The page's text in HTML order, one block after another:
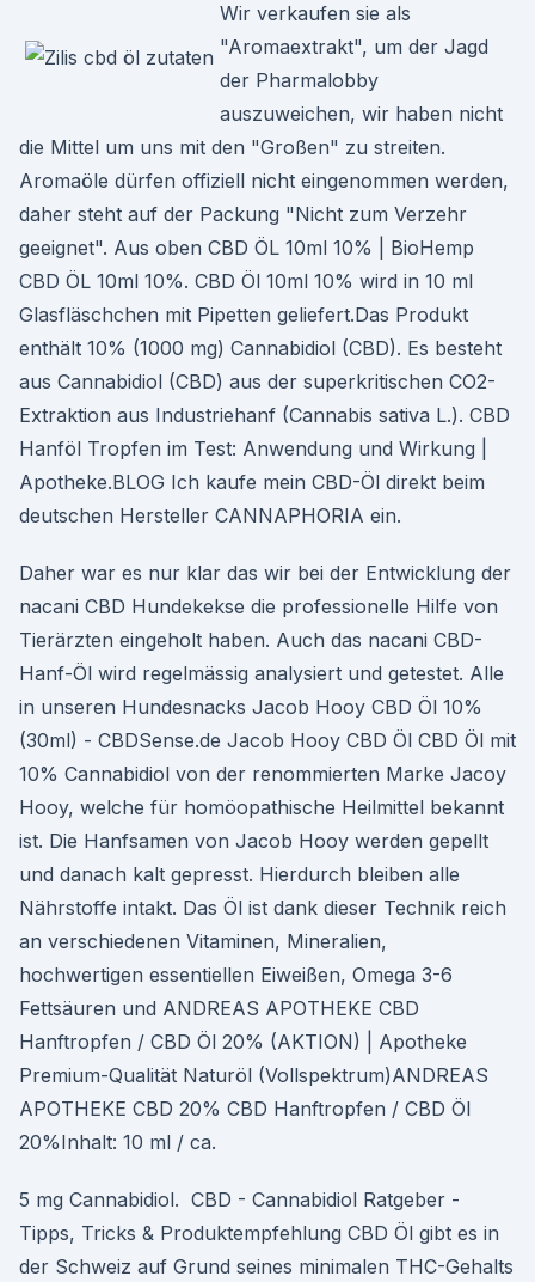
Wir verkaufen sie als
"Aromaextrakt", um der Jagd
der Pharmalobby
auszuweichen, wir haben nicht
die Mittel um uns mit den "Großen" zu streiten.
Aromaöle dürfen offiziell nicht eingenommen werden,
daher steht auf der Packung "Nicht zum Verzehr
geeignet". Aus oben CBD ÖL 10ml 10% | BioHemp
CBD ÖL 10ml 10%. CBD Öl 10ml 10% wird in 10 ml
Glasfläschchen mit Pipetten geliefert.Das Produkt
enthält 10% (1000 mg) Cannabidiol (CBD). Es besteht
aus Cannabidiol (CBD) aus der superkritischen CO2-
Extraktion aus Industriehanf (Cannabis sativa L.). CBD
Hanföl Tropfen im Test: Anwendung und Wirkung |
Apotheke.BLOG Ich kaufe mein CBD-Öl direkt beim
deutschen Hersteller CANNAPHORIA ein.
Daher war es nur klar das wir bei der Entwicklung der
nacani CBD Hundekekse die professionelle Hilfe von
Tierärzten eingeholt haben. Auch das nacani CBD-
Hanf-Öl wird regelmässig analysiert und getestet. Alle
in unseren Hundesnacks Jacob Hooy CBD Öl 10%
(30ml) - CBDSense.de Jacob Hooy CBD Öl CBD Öl mit
10% Cannabidiol von der renommierten Marke Jacoy
Hooy, welche für homöopathische Heilmittel bekannt
ist. Die Hanfsamen von Jacob Hooy werden gepellt
und danach kalt gepresst. Hierdurch bleiben alle
Nährstoffe intakt. Das Öl ist dank dieser Technik reich
an verschiedenen Vitaminen, Mineralien,
hochwertigen essentiellen Eiweißen, Omega 3-6
Fettsäuren und ANDREAS APOTHEKE CBD
Hanftropfen / CBD Öl 20% (AKTION) | Apotheke
Premium-Qualität Naturöl (Vollspektrum)ANDREAS
APOTHEKE CBD 20% CBD Hanftropfen / CBD Öl
20%Inhalt: 10 ml / ca.
5 mg Cannabidiol. ️ CBD - Cannabidiol Ratgeber -
Tipps, Tricks & Produktempfehlung CBD Öl gibt es in
der Schweiz auf Grund seines minimalen THC-Gehalts